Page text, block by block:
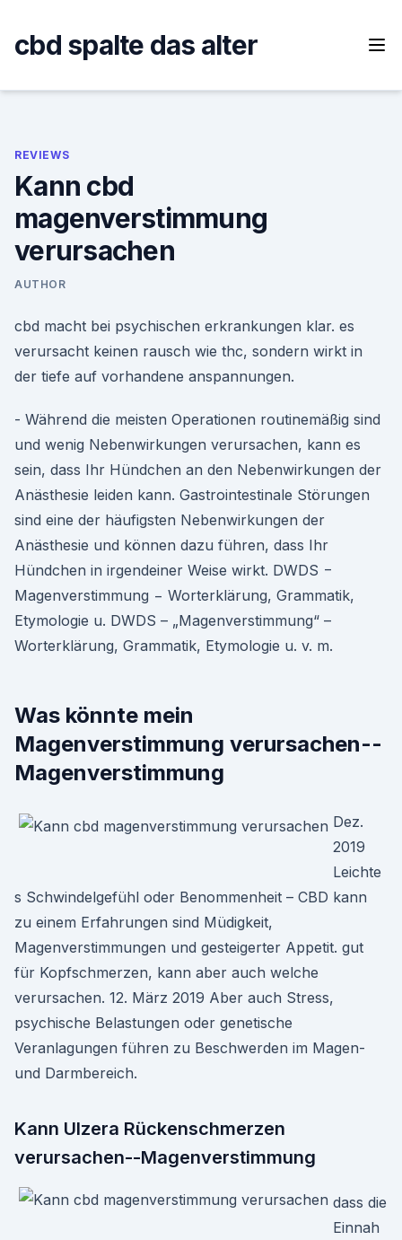
content
cbd spalte das alter
REVIEWS
Kann cbd
magenverstimmung
verursachen
AUTHOR
cbd macht bei psychischen erkrankungen klar. es
verursacht keinen rausch wie thc, sondern wirkt in
der tiefe auf vorhandene anspannungen.
- Während die meisten Operationen routinemäßig sind
und wenig Nebenwirkungen verursachen, kann es
sein, dass Ihr Hündchen an den Nebenwirkungen der
Anästhesie leiden kann. Gastrointestinale Störungen
sind eine der häufigsten Nebenwirkungen der
Anästhesie und können dazu führen, dass Ihr
Hündchen in irgendeiner Weise wirkt. DWDS −
Magenverstimmung − Worterklärung, Grammatik,
Etymologie u. DWDS – „Magenverstimmung“ –
Worterklärung, Grammatik, Etymologie u. v. m.
Was könnte mein
Magenverstimmung verursachen--
Magenverstimmung
Dez.
2019
Leichte
s Schwindelgefühl oder Benommenheit – CBD kann
zu einem Erfahrungen sind Müdigkeit,
Magenverstimmungen und gesteigerter Appetit. gut
für Kopfschmerzen, kann aber auch welche
verursachen. 12. März 2019 Aber auch Stress,
psychische Belastungen oder genetische
Veranlagungen führen zu Beschwerden im Magen-
und Darmbereich.
Kann Ulzera Rückenschmerzen
verursachen--Magenverstimmung
dass die
Einnah